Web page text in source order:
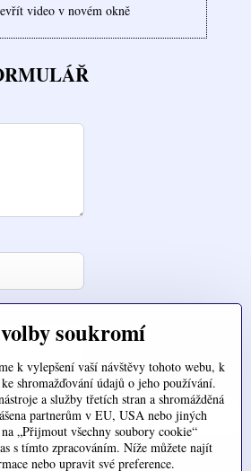
video v novém okně
soukromí
k vylepšení vaší návštěvy tohoto webu, k
shromažďování údajů o jeho používání.
a služby třetích stran a shromážděná
partnerům v EU, USA nebo jiných
„Přijmout všechny soubory cookie“
s tímto zpracováním. Níže můžete najít
nebo upravit své preference.